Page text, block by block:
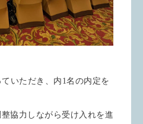
いただき、内1名の内定を
協力しながら受け入れを進